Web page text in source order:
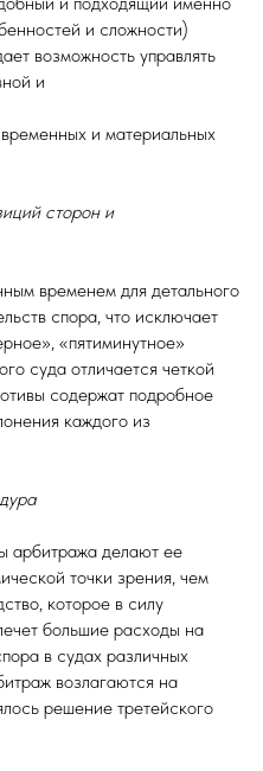
и сложности)
возможность управлять
и
и материальных
сторон и
временем для детального
спора, что исключает
«пятиминутное»
суда отличается четкой
содержат подробное
каждого из
арбитража делают ее
точки зрения, чем
которое в силу
большие расходы на
в судах различных
возлагаются на
решение третейского